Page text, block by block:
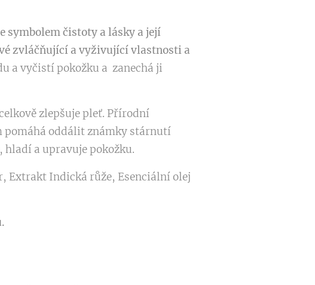
symbolem čistoty a lásky a její
zvláčňující a vyživující vlastnosti a
a vyčistí pokožku a zanechá ji
zlepšuje pleť. Přírodní
pomáhá oddálit známky stárnutí
hladí a upravuje pokožku.
Extrakt Indická růže, Esenciální olej